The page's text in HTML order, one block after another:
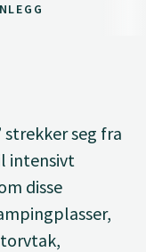
strekker seg fra
intensivt
disse